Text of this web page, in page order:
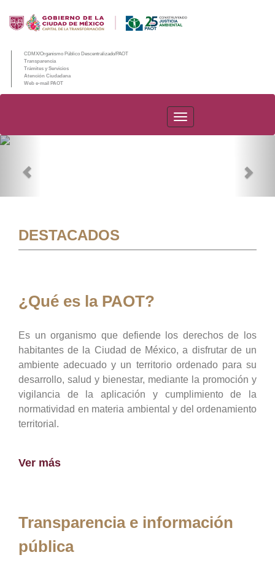
CDMX/Organismo Público Descentralizado/PAOT
Transparencia
Trámites y Servicios
Atención Ciudadana
Web e-mail PAOT
PAOT
DESTACADOS
¿Qué es la PAOT?
Es un organismo que defiende los derechos de los
habitantes de la Ciudad de México, a disfrutar de un
ambiente adecuado y un territorio ordenado para su
desarrollo, salud y bienestar, mediante la promoción y
vigilancia de la aplicación y cumplimiento de la
normatividad en materia ambiental y del ordenamiento
territorial.
Ver más
Transparencia e información
pública